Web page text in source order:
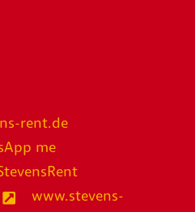
rent.de
me
www.stevens-